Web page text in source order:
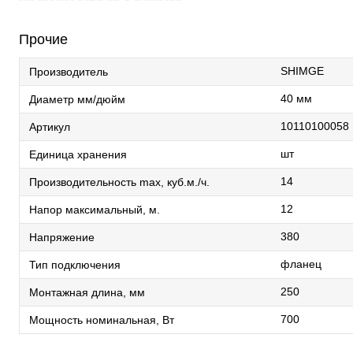
Прочие
Производитель SHIMGE
Диаметр мм/дюйм 40 мм
Артикул 10110100058
Единица хранения шт
Производительность max, куб.м./ч. 14
Напор максимальный, м. 12
Напряжение 380
Тип подключения фланец
Монтажная длина, мм 250
Мощность номинальная, Вт 700